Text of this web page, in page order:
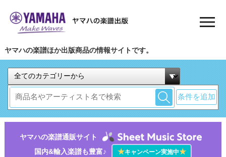
ヤマハの楽譜ほか出版商品の情報サイトです。
条件を追加
ヤマハの楽譜通販サイト
国内&輸入楽譜も豊富♪
★キャンペーン実施中★